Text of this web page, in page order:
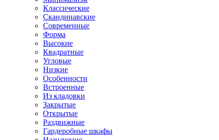
Классические
Скандинавские
Современные
Форма
Высокие
Квадратные
Угловые
Низкие
Особенности
Встроенные
Из кладовки
Закрытые
Открытые
Раздвижные
Гардеробные шкафы